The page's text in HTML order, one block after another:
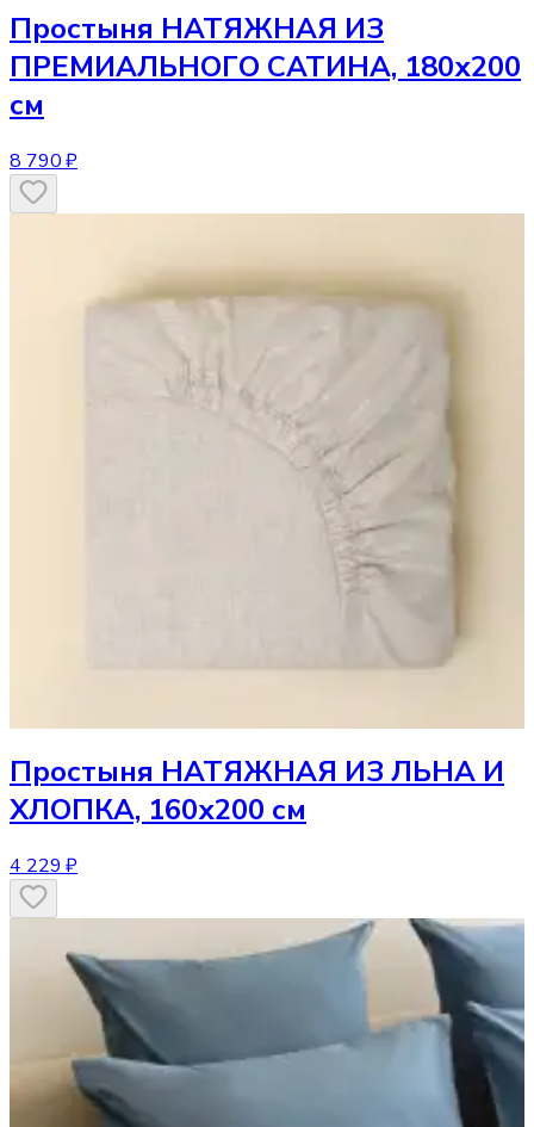
Простыня НАТЯЖНАЯ ИЗ
ПРЕМИАЛЬНОГО САТИНА, 180х200
см
8 790 ₽
Простыня НАТЯЖНАЯ ИЗ ЛЬНА И
ХЛОПКА, 160х200 см
4 229 ₽